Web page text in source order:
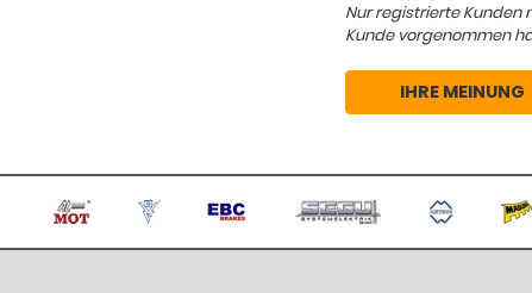
Nur registrierte Kunden
Kunde vorgenommen
IHRE MEINUNG